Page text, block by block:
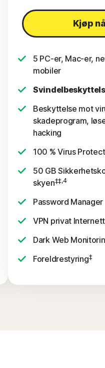
Kjøp
5 PC-er, Mac-er,
mobiler
Beskyttelse mot
skadeprogram,
hacking
100 % Virus
50 GB
skyen‡‡,4
Password Manager
VPN privat
Dark Web
Foreldrestyring‡